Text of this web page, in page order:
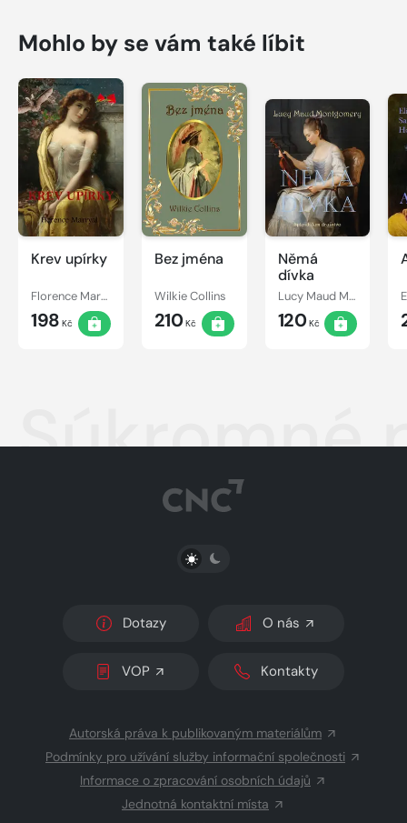
Mohlo by se vám také líbit
Krev upírky
Florence Marryat
198 Kč
Bez jména
Wilkie Collins
210Kč
Němá
dívka
Lucy Maud Montgomery
120Kč
Súkromné
PŘEPNOUT SVĚTLÝ/TMAVÝ REŽIM
Dotazy O nás
VOP Kontakty
Autorská práva k publikovaným materiálům
Podmínky pro užívání služby informační společnosti
Informace o zpracování osobních údajů
Jednotná kontaktní místa